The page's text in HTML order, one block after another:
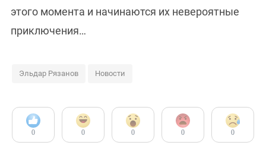
этого момента и начинаются их невероятные
приключения…
Эльдар Рязанов Новости
0 0 0 0 0